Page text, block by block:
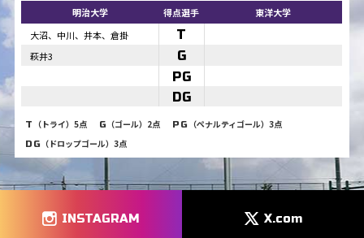
明治大学 得点選手
東洋大学
大沼、中川、井本、倉掛
T
萩井3
G
PG
DG
T （トライ）5点 G （ゴール）2点 PG （ペナルティゴール）3点
DG （ドロップゴール）3点
INSTAGRAM X.com